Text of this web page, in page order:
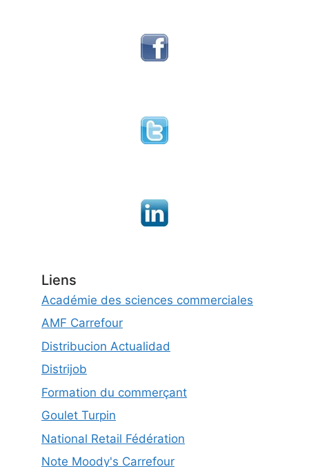
Liens
Académie des sciences commerciales
AMF Carrefour
Distribucion Actualidad
Distrijob
Formation du commerçant
Goulet Turpin
National Retail Fédération
Note Moody's Carrefour